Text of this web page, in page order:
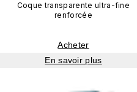
Coque transparente ultra-fine
renforcée
Acheter
En savoir plus